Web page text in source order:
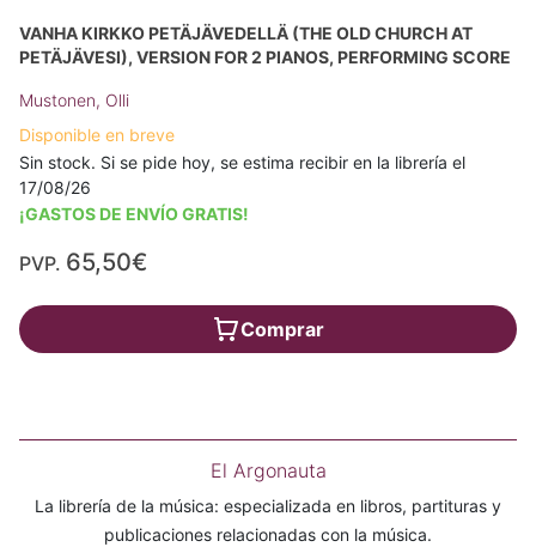
VANHA KIRKKO PETÄJÄVEDELLÄ (THE OLD CHURCH AT
PETÄJÄVESI), VERSION FOR 2 PIANOS, PERFORMING SCORE
Mustonen, Olli
Disponible en breve
Sin stock. Si se pide hoy, se estima recibir en la librería el
17/08/26
¡GASTOS DE ENVÍO GRATIS!
PVP. 65,50€
Comprar
El Argonauta
La librería de la música: especializada en libros, partituras y
publicaciones relacionadas con la música.